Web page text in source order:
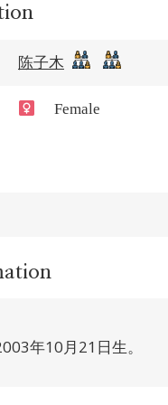
陈子木
Female
年10月21日生。